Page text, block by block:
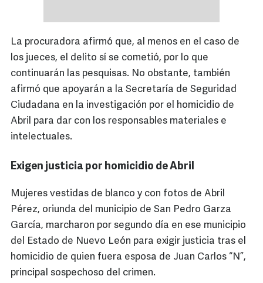
La procuradora afirmó que, al menos en el caso de
los jueces, el delito sí se cometió, por lo que
continuarán las pesquisas. No obstante, también
afirmó que apoyarán a la Secretaría de Seguridad
Ciudadana en la investigación por el homicidio de
Abril para dar con los responsables materiales e
intelectuales.
Exigen justicia por homicidio de Abril
Mujeres vestidas de blanco y con fotos de Abril
Pérez, oriunda del municipio de San Pedro Garza
García, marcharon por segundo día en ese municipio
del Estado de Nuevo León para exigir justicia tras el
homicidio de quien fuera esposa de Juan Carlos “N”,
principal sospechoso del crimen.